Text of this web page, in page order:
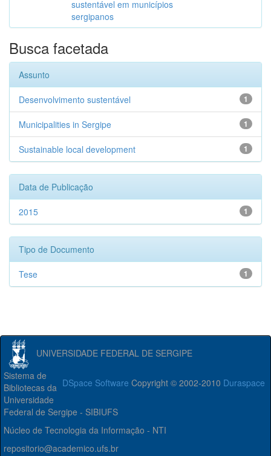
sustentável em municípios
sergipanos
Busca facetada
Assunto
1
Desenvolvimento sustentável
1
Municipalities in Sergipe
1
Sustainable local development
Data de Publicação
1
2015
Tipo de Documento
1
Tese
UNIVERSIDADE FEDERAL DE SERGIPE
DSpace Software Copyright © 2002-2010 Duraspace
Sistema de
Bibliotecas da
Universidade
Federal de Sergipe - SIBIUFS
Núcleo de Tecnologia da Informação - NTI
repositorio@academico.ufs.br